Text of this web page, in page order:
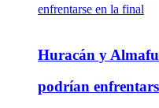
Huracán y
podrían